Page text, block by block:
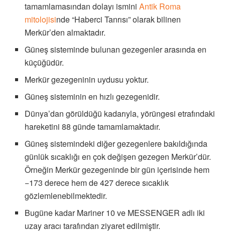
tamamlamasından dolayı isminiAntik Roma
mitolojisinde “Haberci Tanrısı” olarak bilinen
Merkür’den almaktadır.
Güneş sisteminde bulunan gezegenler arasında en
küçüğüdür.
Merkür gezegeninin uydusu yoktur.
Güneş sisteminin en hızlı gezegenidir.
Dünya’dan görüldüğü kadarıyla, yörüngesi etrafındaki
hareketini 88 günde tamamlamaktadır.
Güneş sistemindeki diğer gezegenlere bakıldığında
günlük sıcaklığı en çok değişen gezegen Merkür’dür.
Örneğin Merkür gezegeninde bir gün içerisinde hem
−173 derece hem de 427 derece sıcaklık
gözlemlenebilmektedir.
Bugüne kadar Mariner 10 ve MESSENGER adlı iki
uzay aracı tarafından ziyaret edilmiştir.